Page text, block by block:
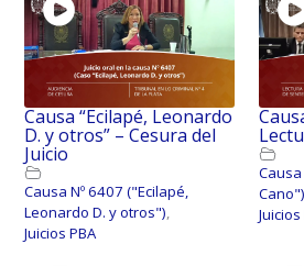
Causa “Ecilapé, Leonardo
D. y otros” – Cesura del
Juicio
Causa Nº 6407 ("Ecilapé,
Leonardo D. y otros"),
Juicios PBA
Cano")
Juicios